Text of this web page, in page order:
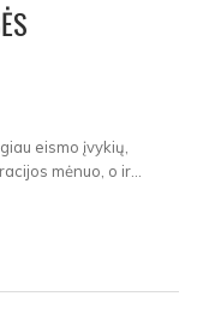
eismo įvykių,
mėnuo, o ir...